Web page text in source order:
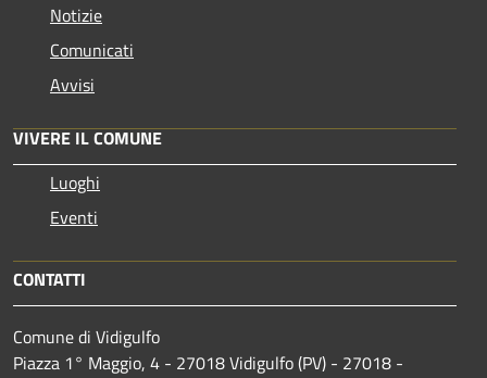
Notizie
Comunicati
Avvisi
VIVERE IL COMUNE
Luoghi
Eventi
CONTATTI
Comune di Vidigulfo
Piazza 1° Maggio, 4 - 27018 Vidigulfo (PV) - 27018 -